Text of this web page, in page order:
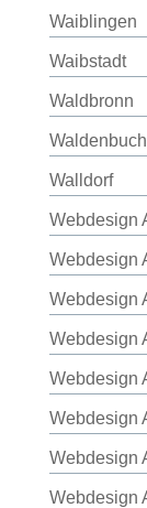
Waiblingen
Waibstadt
Waldbronn
Waldenbuch
Walldorf
Webdesign
Webdesign
Webdesign
Webdesign
Webdesign
Webdesign
Webdesign
Webdesign